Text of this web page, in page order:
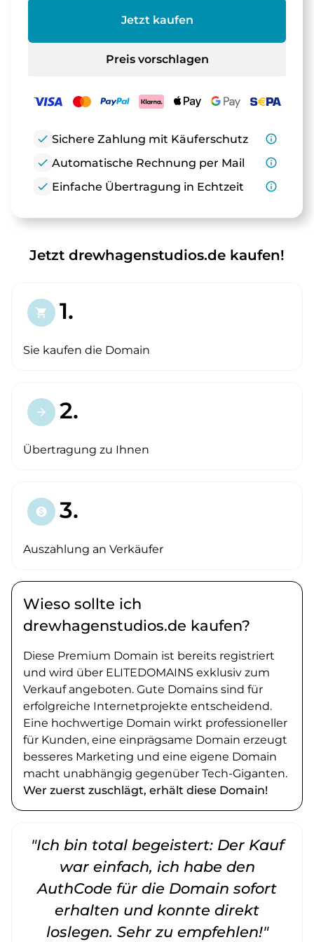
Jetzt kaufen
Preis vorschlagen
check Sichere Zahlung mit Käuferschutz
info_outline
check Automatische Rechnung per Mail
info_outline
check Einfache Übertragung in Echtzeit info_outline
Jetzt drewhagenstudios.de kaufen!
shopping_cart 1.
Sie kaufen die Domain
arrow_forward 2.
Übertragung zu Ihnen
paid 3.
Auszahlung an Verkäufer
Wieso sollte ich
drewhagenstudios.de kaufen?
Diese Premium Domain ist bereits registriert
und wird über ELITEDOMAINS exklusiv zum
Verkauf angeboten. Gute Domains sind für
erfolgreiche Internetprojekte entscheidend.
Eine hochwertige Domain wirkt professioneller
für Kunden, eine einprägsame Domain erzeugt
besseres Marketing und eine eigene Domain
macht unabhängig gegenüber Tech-Giganten.
Wer zuerst zuschlägt, erhält diese Domain!
"Ich bin total begeistert: Der Kauf
war einfach, ich habe den
AuthCode für die Domain sofort
erhalten und konnte direkt
loslegen. Sehr zu empfehlen!"